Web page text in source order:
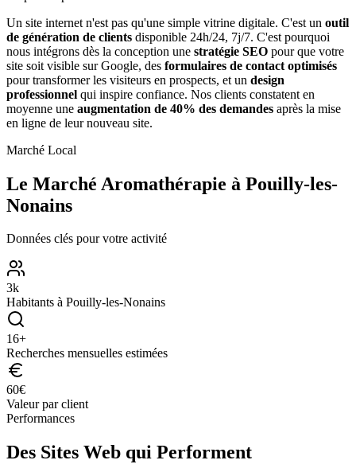
Un site internet n'est pas qu'une simple vitrine digitale. C'est un outil
de génération de clients disponible 24h/24, 7j/7. C'est pourquoi
nous intégrons dès la conception une stratégie SEO pour que votre
site soit visible sur Google, des formulaires de contact optimisés
pour transformer les visiteurs en prospects, et un design
professionnel qui inspire confiance. Nos clients constatent en
moyenne une augmentation de 40% des demandes après la mise
en ligne de leur nouveau site.
Marché Local
Le Marché Aromathérapie à Pouilly-les-
Nonains
Données clés pour votre activité
3k
Habitants à Pouilly-les-Nonains
16+
Recherches mensuelles estimées
60€
Valeur par client
Performances
Des Sites Web qui Performent